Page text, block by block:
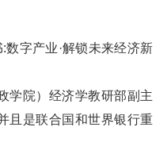
:数字产业·解锁未来经济新
学院）经济学教研部副主
且是联合国和世界银行重